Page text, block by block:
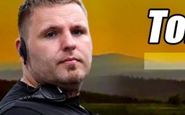
content